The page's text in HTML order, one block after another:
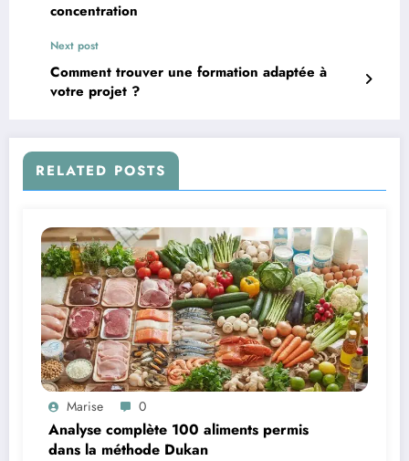
concentration
Next post
Comment trouver une formation adaptée à
votre projet ?
RELATED POSTS
Marise 0
Analyse complète 100 aliments permis
dans la méthode Dukan